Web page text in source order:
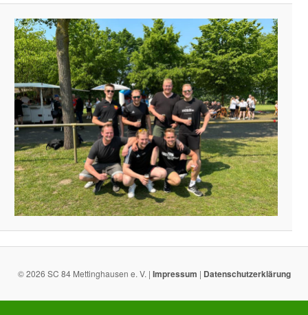
© 2026 SC 84 Mettinghausen e. V. | Impressum | Datenschutzerklärung